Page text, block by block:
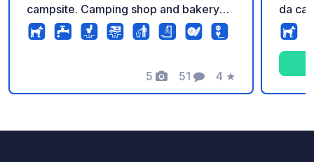
campsite. Camping shop and bakery
directly on site. Book your stay online
directly through our website.
5
Foto
51
Commenti
4
Valutazione
★
da
panini in loco.